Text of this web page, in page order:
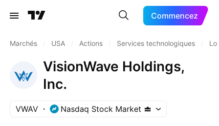
Commencez
Marchés USA Actions Services technologiques
VisionWave Holdings,
Inc.
VWAV Nasdaq Stock Market